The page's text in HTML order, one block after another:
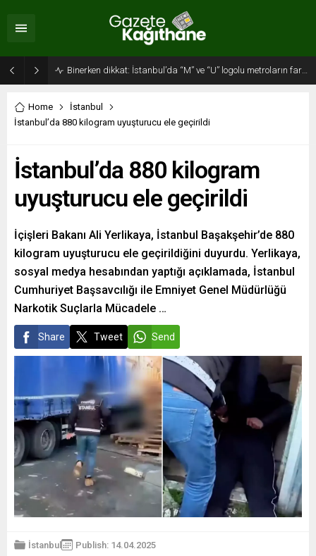
Home
İstanbul
İstanbul’da 880 kilogram uyuşturucu ele geçirildi
İstanbul’da 880 kilogram
uyuşturucu ele geçirildi
İçişleri Bakanı Ali Yerlikaya, İstanbul Başakşehir’de 880
kilogram uyuşturucu ele geçirildiğini duyurdu. Yerlikaya,
sosyal medya hesabından yaptığı açıklamada, İstanbul
Cumhuriyet Başsavcılığı ile Emniyet Genel Müdürlüğü
Narkotik Suçlarla Mücadele …
Share Tweet Send
İstanbul Publish: 14.04.2025